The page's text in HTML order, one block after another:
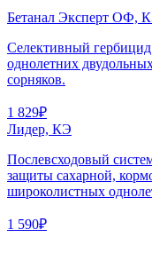
Бетанал Эксперт ОФ,
Селективный гербицид
однолетних
сорняков.
1 829₽
Лидер, КЭ
Послевсходовый
защиты сахарной,
широколистных
1 590₽